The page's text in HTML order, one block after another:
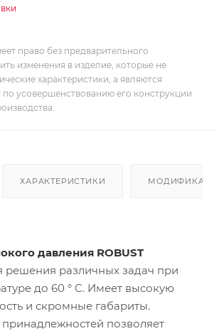
право без предварительного
изменения в изделие, которые не
характеристики, а являются
по усовершенствованию его конструкции
ХАРАКТЕРИСТИКИ
давления ROBUST
решения различных задач при
до 60 ° C. Имеет высокую
и скромные габариты.
позволяет